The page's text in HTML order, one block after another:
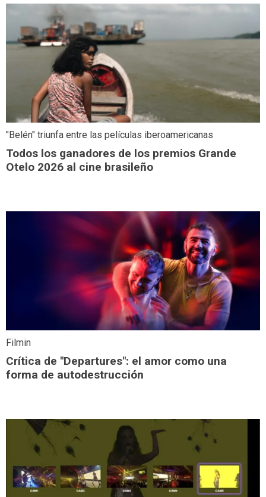
"Belén" triunfa entre las películas iberoamericanas
Todos los ganadores de los premios Grande
Otelo 2026 al cine brasileño
Filmin
Crítica de "Departures": el amor como una
forma de autodestrucción